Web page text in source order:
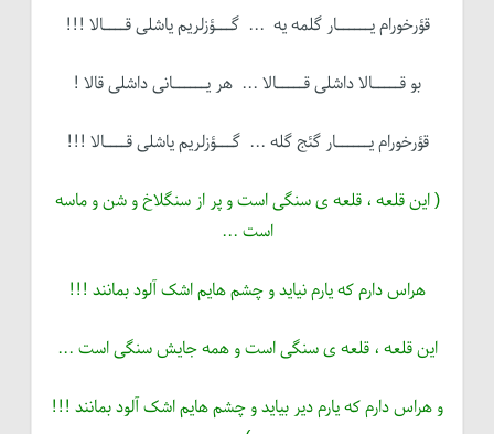
قؤرخورام یــــــار گلمه یه ... گـــؤزلریم یاشلی قــــالا !!!
بو قـــــالا داشلی قـــــالا ... هر یــــــانی داشلی قالا !
قؤرخورام یــــــار گئج گله ... گـــؤزلریم یاشلی قــــالا !!!
( این قلعه ، قلعه ی سنگی است و پر از سنگلاخ و شن و ماسه
است ...
هراس دارم که یارم نیاید و چشم هایم اشک آلود بمانند !!!
این قلعه ، قلعه ی سنگی است و همه جایش سنگی است ...
و هراس دارم که یارم دیر بیاید و چشم هایم اشک آلود بمانند !!!